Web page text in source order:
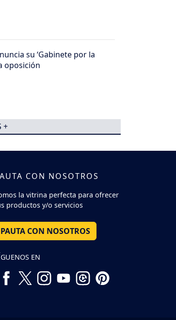
su ‘Gabinete por la
oposición
+
CON NOSOTROS
la vitrina perfecta para ofrecer
productos y/o servicios
PAUTA CON NOSOTROS
EN